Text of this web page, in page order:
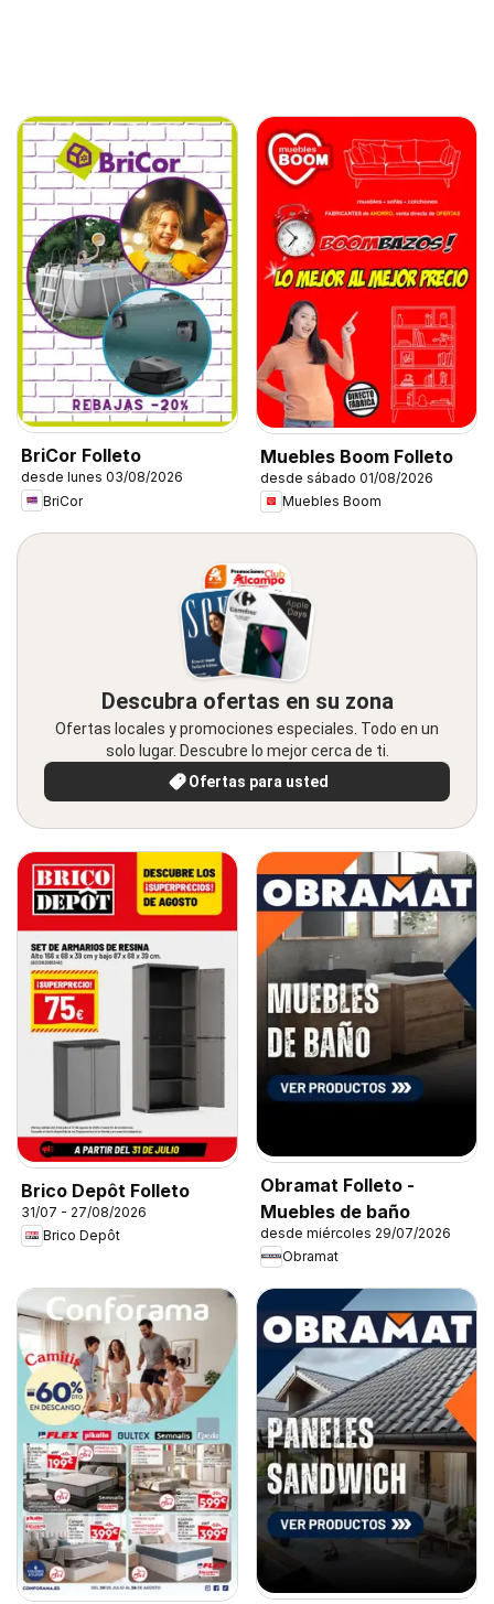
BriCor Folleto
desde lunes 03/08/2026
BriCor
Muebles Boom Folleto
desde sábado 01/08/2026
Muebles Boom
Descubra ofertas en su zona
Ofertas locales y promociones especiales. Todo en un
solo lugar. Descubre lo mejor cerca de ti.
Ofertas para usted
Brico Depôt Folleto
31/07 - 27/08/2026
Brico Depôt
Obramat Folleto -
Muebles de baño
desde miércoles 29/07/2026
Obramat